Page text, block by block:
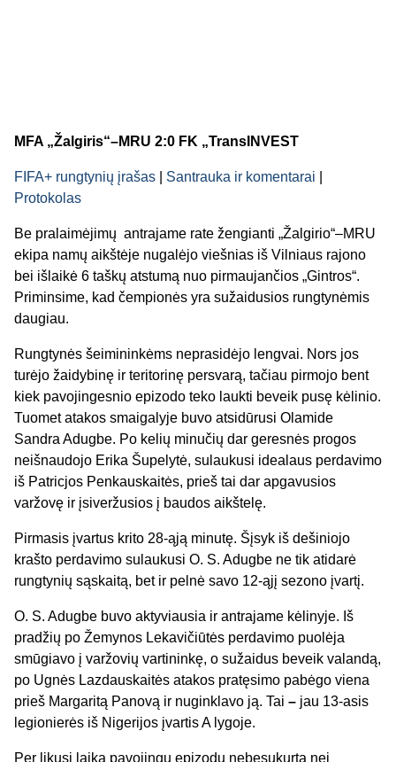
MFA „Žalgiris“–MRU 2:0 FK „TransINVEST
FIFA+ rungtynių įrašas Santrauka ir komentarai
Protokolas
Be pralaimėjimų antrajame rate žengianti „Žalgirio“–MRU
ekipa namų aikštėje nugalėjo viešnias iš Vilniaus rajono
bei išlaikė 6 taškų atstumą nuo pirmaujančios „Gintros“.
Priminsime, kad čempionės yra sužaidusios rungtynėmis
daugiau.
Rungtynės šeimininkėms neprasidėjo lengvai. Nors jos
turėjo žaidybinę ir teritorinę persvarą, tačiau pirmojo bent
kiek pavojingesnio epizodo teko laukti beveik pusę kėlinio.
Tuomet atakos smaigalyje buvo atsidūrusi Olamide
Sandra Adugbe. Po kelių minučių dar geresnės progos
neišnaudojo Erika Šupelytė, sulaukusi idealaus perdavimo
iš Patricjos Penkauskaitės, prieš tai dar apgavusios
varžovę ir įsiveržusios į baudos aikštelę.
Pirmasis įvartus krito 28-ąją minutę. Šįsyk iš dešiniojo
krašto perdavimo sulaukusi O. S. Adugbe ne tik atidarė
rungtynių sąskaitą, bet ir pelnė savo 12-ąjį sezono įvartį.
O. S. Adugbe buvo aktyviausia ir antrajame kėlinyje. Iš
pradžių po Žemynos Lekavičiūtės perdavimo puolėja
smūgiavo į varžovių vartininkę, o sužaidus beveik valandą,
po Ugnės Lazdauskaitės atakos pratęsimo pabėgo viena
prieš Margaritą Panovą ir nuginklavo ją. Tai – jau 13-asis
legionierės iš Nigerijos įvartis A lygoje.
Per likusį laiką pavojingų epizodų nebesukurta nei